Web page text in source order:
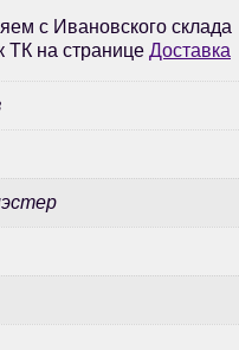
с Ивановского склада
ТК на странице Доставка